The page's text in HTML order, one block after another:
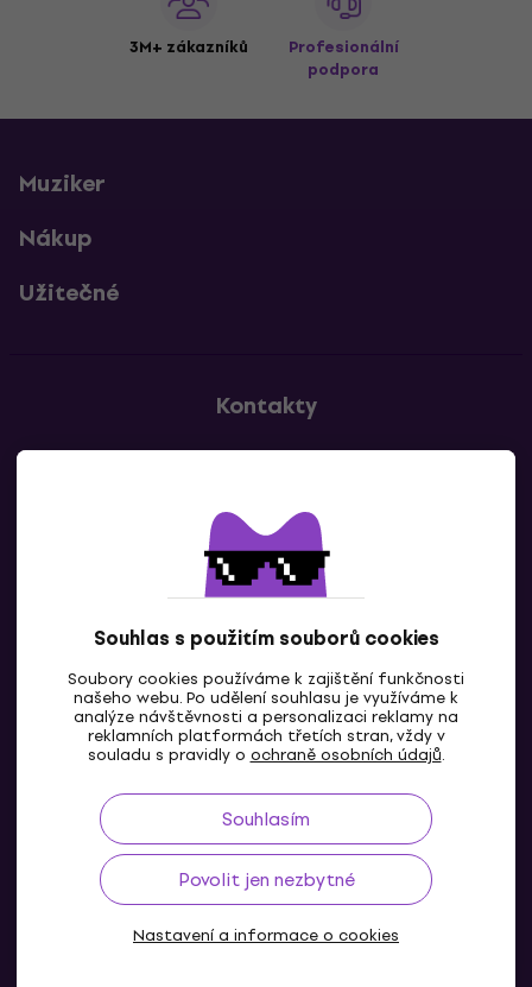
Souhlas s použitím souborů cookies
Soubory cookies používáme k zajištění funkčnosti
našeho webu. Po udělení souhlasu je využíváme k
analýze návštěvnosti a personalizaci reklamy na
reklamních platformách třetích stran, vždy v
souladu s pravidly o ochraně osobních údajů.
Souhlasím
Povolit jen nezbytné
Nastavení a informace o cookies
3M+ zákazníků
Profesionální
podpora
Muziker
Nákup
Užitečné
Kontakty
Kontaktuj nás
CZ